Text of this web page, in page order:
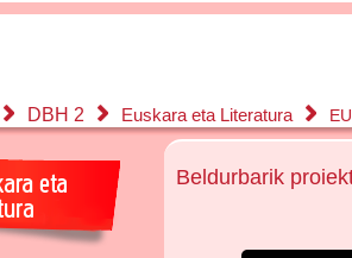
DBH 2 Euskara eta Literatura
Beldurbarik